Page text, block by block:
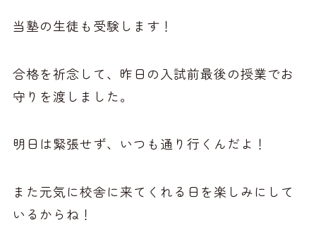
当塾の生徒も受験します！
合格を祈念して、昨日の入試前最後の授業でお
守りを渡しました。
明日は緊張せず、いつも通り行くんだよ！
また元気に校舎に来てくれる日を楽しみにして
いるからね！